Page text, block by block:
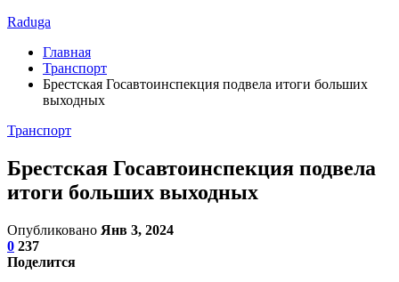
Raduga
Главная
Транспорт
Брестская Госавтоинспекция подвела итоги больших
выходных
Транспорт
Брестская Госавтоинспекция подвела
итоги больших выходных
Опубликовано Янв 3, 2024
0 237
Поделится